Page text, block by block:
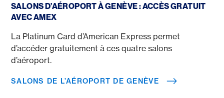
SALONS D’AÉROPORT À GENÈVE : ACCÈS GRATUIT
AVEC AMEX
La Platinum Card d’American Express permet
d’accéder gratuitement à ces quatre salons
d’aéroport.
SALONS DE L’AÉROPORT DE GENÈVE